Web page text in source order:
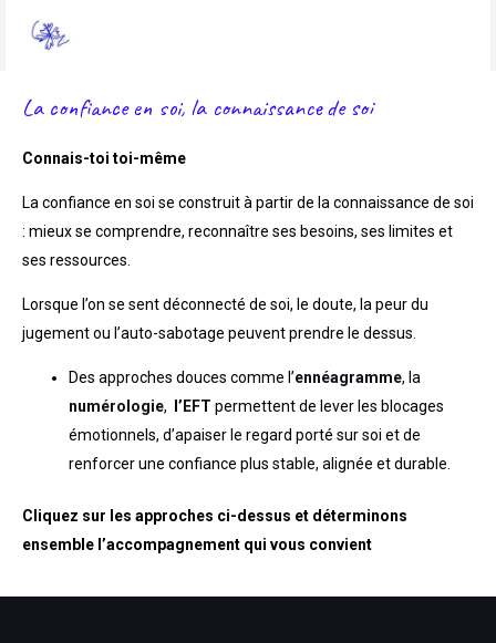
La confiance en soi, la connaissance de soi
Connais-toi toi-même
La confiance en soi se construit à partir de la connaissance de soi
: mieux se comprendre, reconnaître ses besoins, ses limites et
ses ressources.
Lorsque l’on se sent déconnecté de soi, le doute, la peur du
jugement ou l’auto-sabotage peuvent prendre le dessus.
Des approches douces comme l’ennéagramme, la
numérologie, l’ EFT permettent de lever les blocages
émotionnels, d’apaiser le regard porté sur soi et de
renforcer une confiance plus stable, alignée et durable
Cliquez sur les approches ci-dessus et déterminons
ensemble l’accompagnement qui vous convient